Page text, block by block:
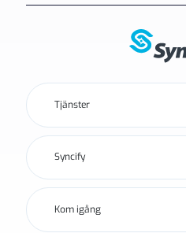
Tjänster
Syncify
Kom igång